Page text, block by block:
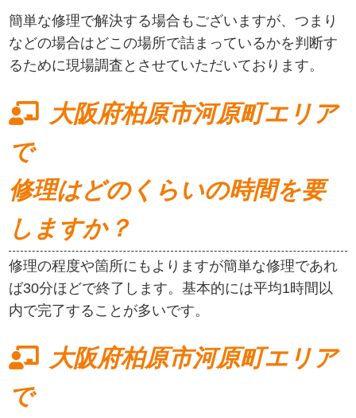
簡単な修理で解決する場合もございますが、つまり
などの場合はどこの場所で詰まっているかを判断す
るために現場調査とさせていただいております。
大阪府柏原市河原町エリア
で
修理はどのくらいの時間を要
しますか？
修理の程度や箇所にもよりますが簡単な修理であれ
ば30分ほどで終了します。基本的には平均1時間以
内で完了することが多いです。
大阪府柏原市河原町エリア
で